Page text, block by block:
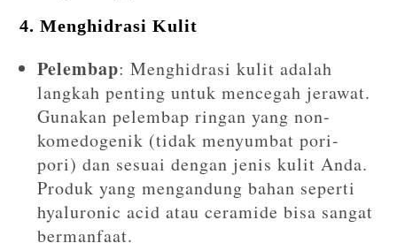
4.Menghidrasi Kulit
Pelembap: Menghidrasi kulit adalah
langkah penting untuk mencegah jerawat.
Gunakan pelembap ringan yang non-
komedogenik (tidak menyumbat pori-
pori) dan sesuai dengan jenis kulit Anda.
Produk yang mengandung bahan seperti
hyaluronic acid atau ceramide bisa sangat
bermanfaat.